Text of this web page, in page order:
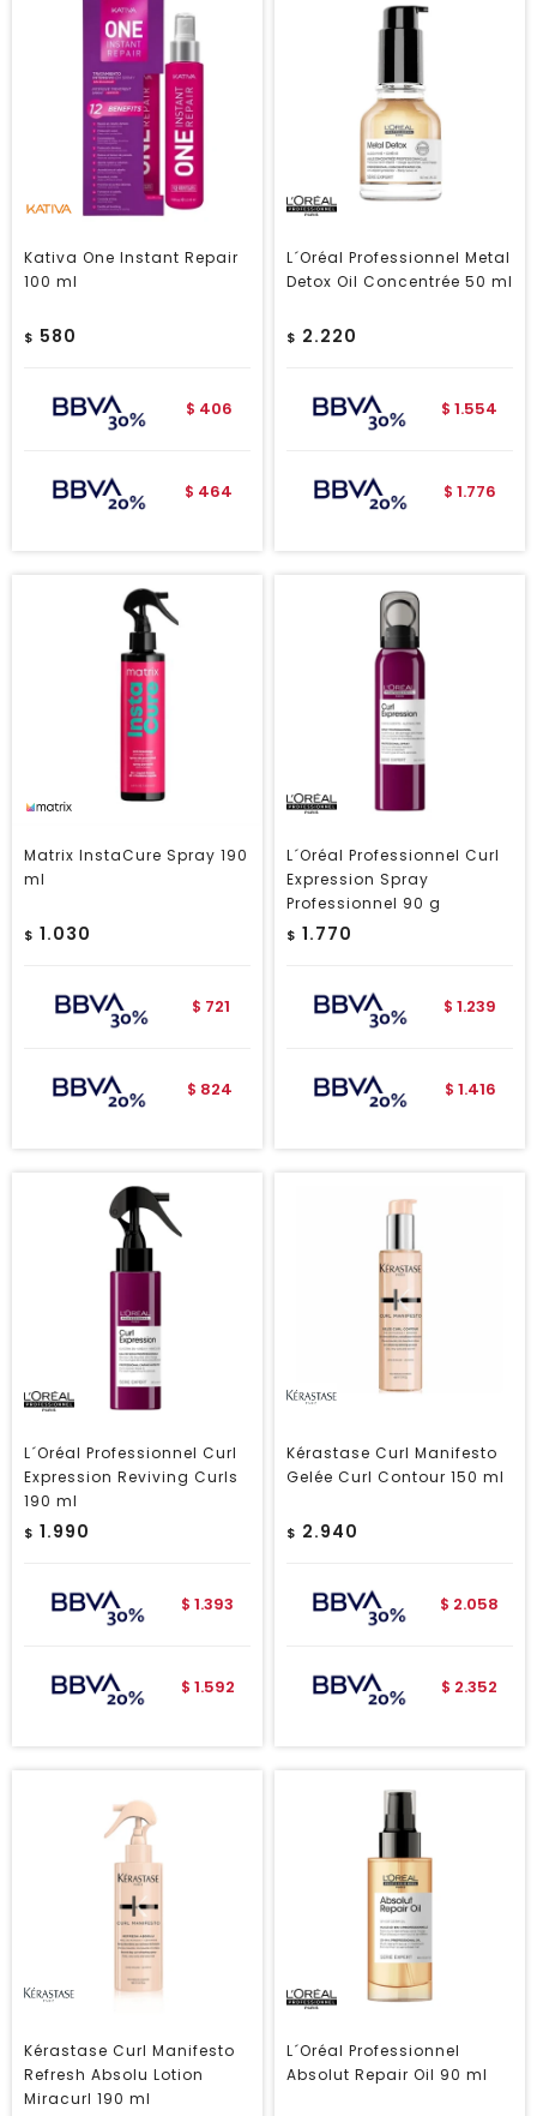
Kativa One Instant Repair
100 ml
$ 580
$ 406
$ 464
L´Oréal Professionnel Metal
Detox Oil Concentrée 50 ml
$ 2.220
$ 1.554
$ 1.776
Matrix InstaCure Spray 190
ml
$ 1.030
$ 721
$ 824
L´Oréal Professionnel Curl
Expression Spray
Professionnel 90 g
$ 1.770
$ 1.239
$ 1.416
L´Oréal Professionnel Curl
Expression Reviving Curls
190 ml
$ 1.990
$ 1.393
$ 1.592
Kérastase Curl Manifesto
Gelée Curl Contour 150 ml
$ 2.940
$ 2.058
$ 2.352
Kérastase Curl Manifesto
Refresh Absolu Lotion
Miracurl 190 ml
L´Oréal Professionnel
Absolut Repair Oil 90 ml